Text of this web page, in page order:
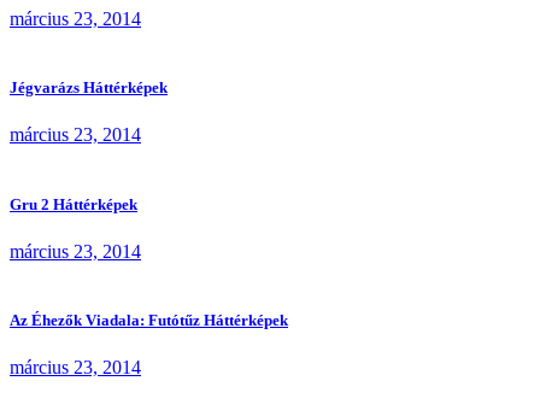
március 23, 2014
Jégvarázs Háttérképek
március 23, 2014
Gru 2 Háttérképek
március 23, 2014
Az Éhezők Viadala: Futótűz Háttérképek
március 23, 2014